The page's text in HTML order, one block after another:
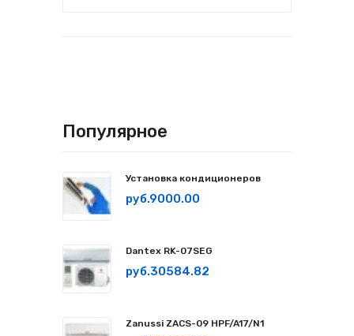
Популярное
Установка кондиционеров
руб.9000.00
Dantex RK-07SEG
руб.30584.82
Zanussi ZACS-09 HPF/A17/N1